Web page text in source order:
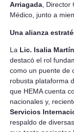
Arriagada, Director
Médico, junto a
Una alianza
La Lic. Isalia
destacó el rol
como un puente de
robusta plataforma
que HEMA cuenta
nacionales y,
Servicios
respaldo de